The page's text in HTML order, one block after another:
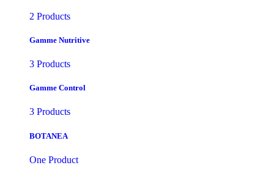
2 Products
Gamme Nutritive
3 Products
Gamme Control
3 Products
BOTANEA
One Product